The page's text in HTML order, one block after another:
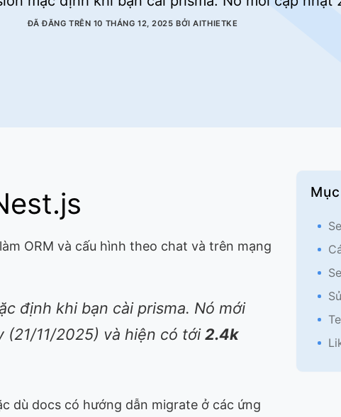
ĐÃ ĐĂNG TRÊN 10 THÁNG 12, 2025 BỞIAITHIETKE
ORM và cấu hình theo chat và trên mạng
định khi bạn cài prisma. Nó mới
(21/11/2025) và hiện có tới2.4k
dù docs có hướng dẫn migrate ở các ứng